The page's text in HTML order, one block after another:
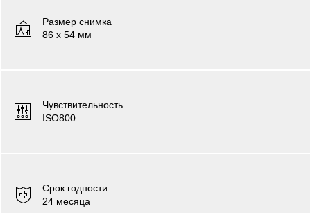
Размер снимка
86 х 54 мм
Чувствительность
ISO800
Срок годности
24 месяца